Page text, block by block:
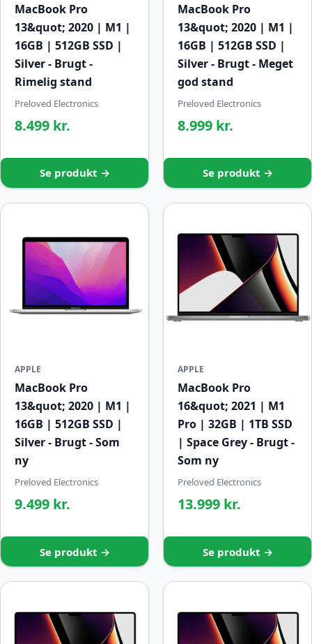
MacBook Pro
13&quot; 2020 | M1 |
16GB | 512GB SSD |
Silver - Brugt -
Rimelig stand
Preloved Electronics
8.499 kr.
Se produkt →
MacBook Pro
13&quot; 2020 | M1 |
16GB | 512GB SSD |
Silver - Brugt - Meget
god stand
Preloved Electronics
8.999 kr.
Se produkt →
APPLE
MacBook Pro
13&quot; 2020 | M1 |
16GB | 512GB SSD |
Silver - Brugt - Som
ny
Preloved Electronics
9.499 kr.
Se produkt →
APPLE
MacBook Pro
16&quot; 2021 | M1
Pro | 32GB | 1TB SSD
| Space Grey - Brugt -
Som ny
Preloved Electronics
13.999 kr.
Se produkt →